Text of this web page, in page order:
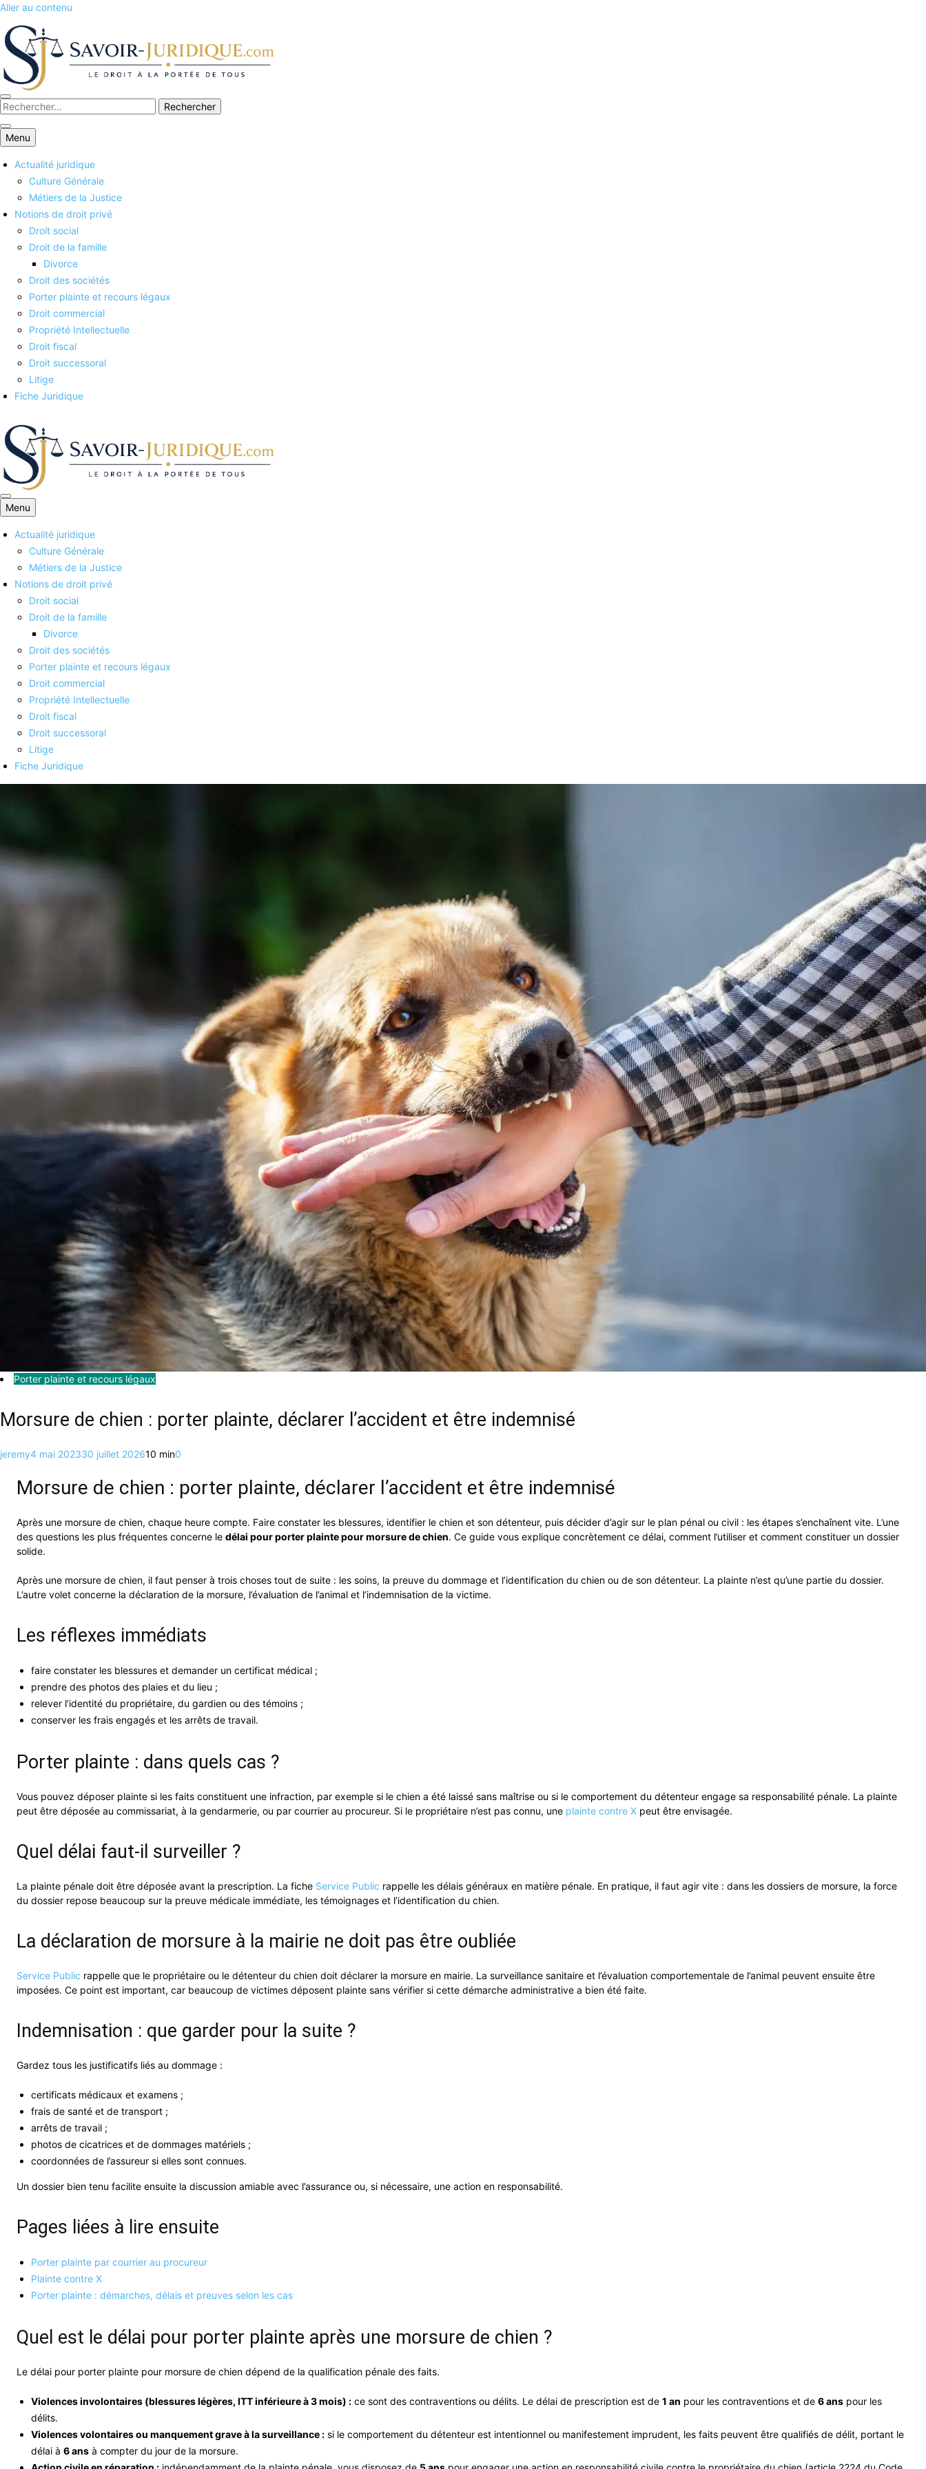
Aller au contenu
Savoirs juridiques
Menu
Actualité juridique
Culture Générale
Métiers de la Justice
Notions de droit privé
Droit social
Droit de la famille
Divorce
Droit des sociétés
Porter plainte et recours légaux
Droit commercial
Propriété Intellectuelle
Droit fiscal
Droit successoral
Litige
Fiche Juridique
Savoirs juridiques
Menu
Actualité juridique
Culture Générale
Métiers de la Justice
Notions de droit privé
Droit social
Droit de la famille
Divorce
Droit des sociétés
Porter plainte et recours légaux
Droit commercial
Propriété Intellectuelle
Droit fiscal
Droit successoral
Litige
Fiche Juridique
Porter plainte et recours légaux
Morsure de chien : porter plainte, déclarer l’accident et être indemnisé
jeremy4 mai 202330 juillet 202610 min0
Morsure de chien : porter plainte, déclarer l’accident et être indemnisé
Après une morsure de chien, chaque heure compte. Faire constater les blessures, identifier le chien et son détenteur, puis décider d’agir sur le plan pénal ou civil : les étapes s’enchaînent vite. L’une
des questions les plus fréquentes concerne le délai pour porter plainte pour morsure de chien. Ce guide vous explique concrètement ce délai, comment l’utiliser et comment constituer un dossier
solide.
Après une morsure de chien, il faut penser à trois choses tout de suite : les soins, la preuve du dommage et l’identification du chien ou de son détenteur. La plainte n’est qu’une partie du dossier.
L’autre volet concerne la déclaration de la morsure, l’évaluation de l’animal et l’indemnisation de la victime.
Les réflexes immédiats
faire constater les blessures et demander un certificat médical ;
prendre des photos des plaies et du lieu ;
relever l’identité du propriétaire, du gardien ou des témoins ;
conserver les frais engagés et les arrêts de travail.
Porter plainte : dans quels cas ?
Vous pouvez déposer plainte si les faits constituent une infraction, par exemple si le chien a été laissé sans maîtrise ou si le comportement du détenteur engage sa responsabilité pénale. La plainte
peut être déposée au commissariat, à la gendarmerie, ou par courrier au procureur. Si le propriétaire n’est pas connu, une plainte contre X peut être envisagée.
Quel délai faut-il surveiller ?
La plainte pénale doit être déposée avant la prescription. La fiche Service Public rappelle les délais généraux en matière pénale. En pratique, il faut agir vite : dans les dossiers de morsure, la force
du dossier repose beaucoup sur la preuve médicale immédiate, les témoignages et l’identification du chien.
La déclaration de morsure à la mairie ne doit pas être oubliée
Service Public rappelle que le propriétaire ou le détenteur du chien doit déclarer la morsure en mairie. La surveillance sanitaire et l’évaluation comportementale de l’animal peuvent ensuite être
imposées. Ce point est important, car beaucoup de victimes déposent plainte sans vérifier si cette démarche administrative a bien été faite.
Indemnisation : que garder pour la suite ?
Gardez tous les justificatifs liés au dommage :
certificats médicaux et examens ;
frais de santé et de transport ;
arrêts de travail ;
photos de cicatrices et de dommages matériels ;
coordonnées de l’assureur si elles sont connues.
Un dossier bien tenu facilite ensuite la discussion amiable avec l’assurance ou, si nécessaire, une action en responsabilité.
Pages liées à lire ensuite
Porter plainte par courrier au procureur
Plainte contre X
Porter plainte : démarches, délais et preuves selon les cas
Quel est le délai pour porter plainte après une morsure de chien ?
Le délai pour porter plainte pour morsure de chien dépend de la qualification pénale des faits.
Violences involontaires (blessures légères, ITT inférieure à 3 mois) : ce sont des contraventions ou délits. Le délai de prescription est de 1 an pour les contraventions et de 6 ans pour les
délits.
Violences volontaires ou manquement grave à la surveillance : si le comportement du détenteur est intentionnel ou manifestement imprudent, les faits peuvent être qualifiés de délit, portant le
délai à 6 ans à compter du jour de la morsure.